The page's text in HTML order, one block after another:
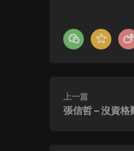
上一篇
張信哲 – 沒資